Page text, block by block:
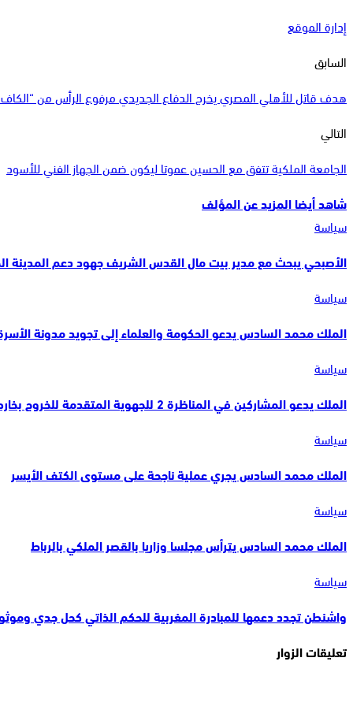
إدارة الموقع
السابق
هدف قاتل للأهلي المصري يخرج الدفاع الجديدي مرفوع الرأس من
التالي
الجامعة الملكية تتفق مع الحسين عموتا ليكون ضمن الجهاز الفني للأسود
شاهد أيضاالمزيد عن المؤلف
سياسة
الأصبحي يبحث مع مدير بيت مال القدس الشريف جهود دعم المدينة
سياسة
الملك محمد السادس يدعو الحكومة والعلماء إلى تجويد مدونة
سياسة
الملك يدعو المشاركين في المناظرة 2 للجهوية المتقدمة للخروج بخارطة طريقة واضحة لتنزيل…
سياسة
الملك محمد السادس يجري عملية ناجحة على مستوى الكتف الأيسر
سياسة
الملك محمد السادس يترأس مجلسا وزاريا بالقصر الملكي بالرباط
سياسة
واشنطن تجدد دعمها للمبادرة المغربية للحكم الذاتي كحل جدي
تعليقات الزوار